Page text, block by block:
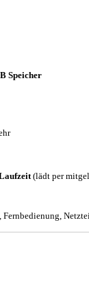
Speicher
(lädt per